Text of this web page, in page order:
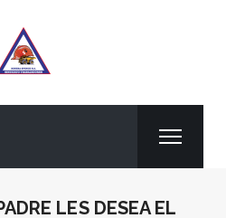
LES DESEA EL